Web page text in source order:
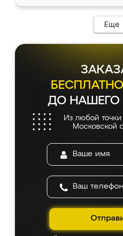
Еще
ДО
Из любой
Московской